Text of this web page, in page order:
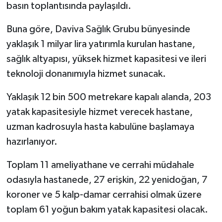
basın toplantısında paylaşıldı.
Buna göre, Daviva Sağlık Grubu bünyesinde
yaklaşık 1 milyar lira yatırımla kurulan hastane,
sağlık altyapısı, yüksek hizmet kapasitesi ve ileri
teknoloji donanımıyla hizmet sunacak.
Yaklaşık 12 bin 500 metrekare kapalı alanda, 203
yatak kapasitesiyle hizmet verecek hastane,
uzman kadrosuyla hasta kabulüne başlamaya
hazırlanıyor.
Toplam 11 ameliyathane ve cerrahi müdahale
odasıyla hastanede, 27 erişkin, 22 yenidoğan, 7
koroner ve 5 kalp-damar cerrahisi olmak üzere
toplam 61 yoğun bakım yatak kapasitesi olacak.